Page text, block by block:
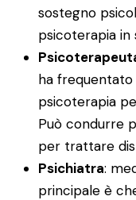
sostegno
psicoterapia
ha frequentato
psicoterapia
Può condurre
per trattare
Psichiatra:
principale è